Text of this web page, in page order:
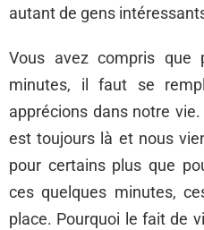
autant de gens
Vous avez compris que
minutes, il faut se
apprécions dans notre
est toujours là et nous
pour certains plus que
ces quelques minutes,
place. Pourquoi le fait de